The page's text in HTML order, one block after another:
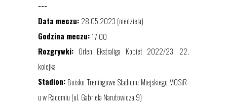
---
Data meczu: 28.05.2023 (niedziela)
Godzina meczu:17:00
Rozgrywki: Orlen Ekstraliga Kobiet 2022/23, 22.
kolejka
Stadion: Boisko Treningowe Stadionu Miejskiego MOSiR-
u w Radomiu (ul. Gabriela Narutowicza 9)